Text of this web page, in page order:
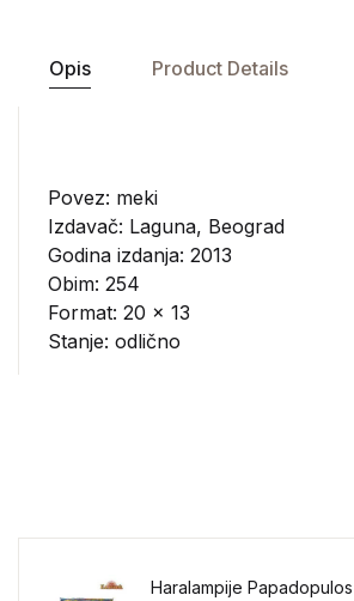
Opis Product Details
Povez: meki
Izdavač: Laguna, Beograd
Godina izdanja: 2013
Obim: 254
Format: 20 x 13
Stanje: odlično
Haralampije